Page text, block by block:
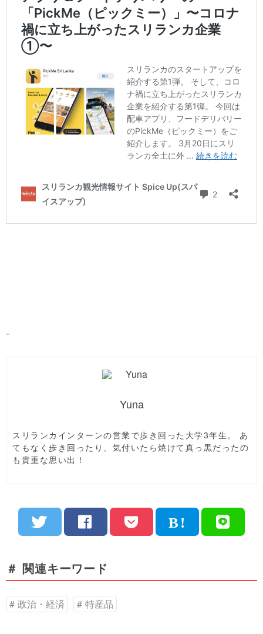
Yuna
スリランカインターンの営業で歩き回った大学3年生。 あ
てもなく歩き回ったり、気付いたら焼けて真っ黒だったの
も貴重な思い出！
＃ 関連キーワード
政治・経済 特産品